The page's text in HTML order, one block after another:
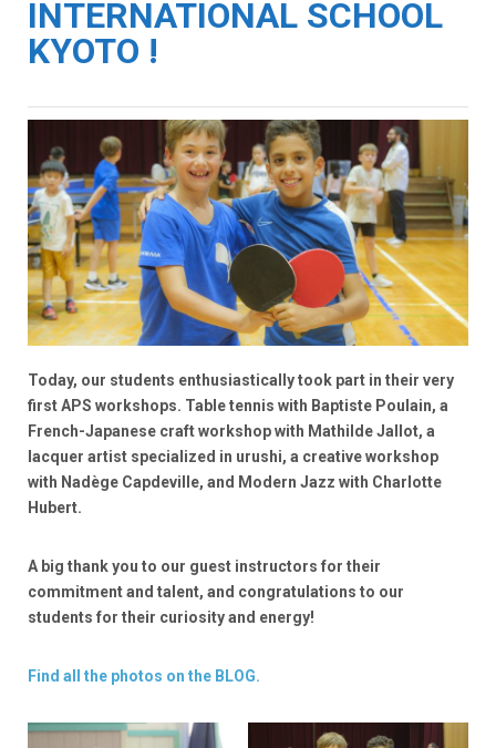
INTERNATIONAL SCHOOL
KYOTO !
Today, our students enthusiastically took part in their very
first APS workshops. Table tennis with Baptiste Poulain, a
French-Japanese craft workshop with Mathilde Jallot, a
lacquer artist specialized in urushi, a creative workshop
with Nadège Capdeville, and Modern Jazz with Charlotte
Hubert.
A big thank you to our guest instructors for their
commitment and talent, and congratulations to our
students for their curiosity and energy!
Find all the photos on the BLOG.